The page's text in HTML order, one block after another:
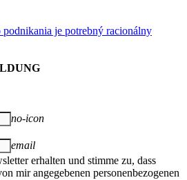
je potrebný racionálny
no-icon
email
erhalten und stimme zu, dass
mir angegebenen personenbezogenen